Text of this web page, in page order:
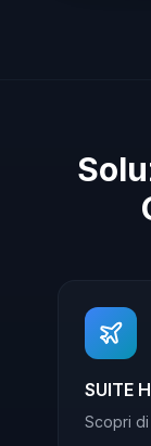
SUITE
Scopri di